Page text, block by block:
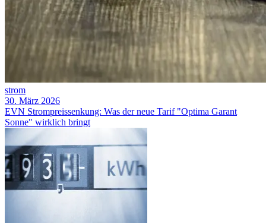
strom
30. März 2026
EVN Strompreissenkung: Was der neue Tarif "Optima Garant
Sonne" wirklich bringt